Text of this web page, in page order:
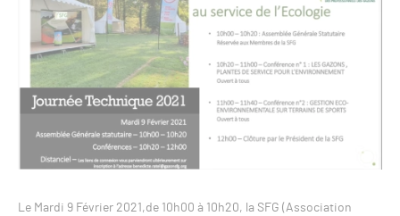
Le Mardi 9 Février 2021,de 10h00 à 10h20, la SFG (Association